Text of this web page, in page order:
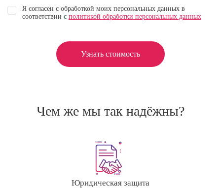
Я согласен с обработкой моих персональных данных в
соответствии с политикой обработки персональных данных
Узнать стоимость
Чем же мы так надёжны?
Юридическая защита